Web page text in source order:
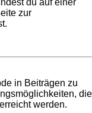
du auf einer
zur
in Beiträgen zu
die
werden.